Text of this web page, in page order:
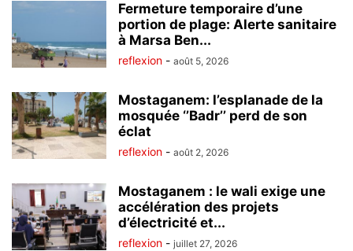
Fermeture temporaire d’une
portion de plage: Alerte sanitaire
à Marsa Ben...
reflexion - août 5, 2026
Mostaganem: l’esplanade de la
mosquée ‘’Badr’’ perd de son
éclat
reflexion - août 2, 2026
Mostaganem : le wali exige une
accélération des projets
d’électricité et...
reflexion - juillet 27, 2026